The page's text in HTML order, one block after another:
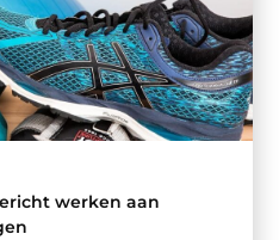
werken aan